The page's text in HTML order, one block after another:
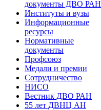
документы ДВО РАН
Институты и вузы
Информационные
ресурсы
Нормативные
документы
Профсоюз
Медали и премии
Сотрудничество
НИСО
Вестник ДВО РАН
55 лет ДВНЦ АН